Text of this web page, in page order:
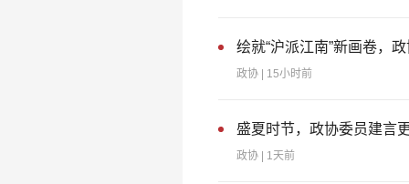
绘就“沪派江南”新画卷，
政协 | 15小时前
盛夏时节，政协委员建言
政协 | 1天前